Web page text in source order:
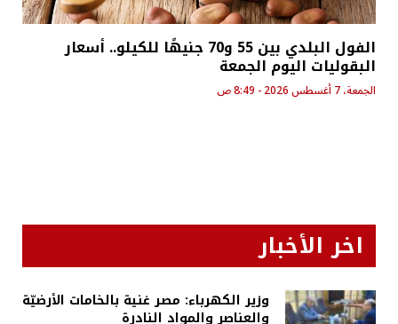
الفول البلدي بين 55 و70 جنيهًا للكيلو.. أسعار
البقوليات اليوم الجمعة
الجمعة، 7 أغسطس 2026 - 8:49 ص
اخر الأخبار
وزير الكهرباء: مصر غنية بالخامات الأرضيّة
والعناصر والمواد النادرة